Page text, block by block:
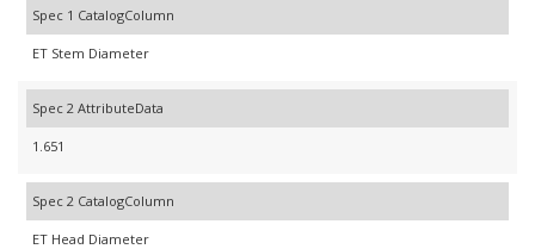
Spec 1 CatalogColumn
ET Stem Diameter
Spec 2 AttributeData
1.651
Spec 2 CatalogColumn
ET Head Diameter